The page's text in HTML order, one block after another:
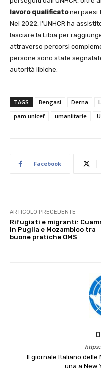
lavoro qualificatonei paesi
Nel 2022, l’UNHCR ha
lasciare la Libia per
attraverso percorsi
persone sono state
autorità libiche.
TAGS Bengasi Derna
pam unicef
umaniitarie
Facebook
ARTICOLO PRECEDENTE
Rifugiati e migranti:
in Puglia e Mozambico tra
buone pratiche OMS
Il giornale Italiano delle
una a New